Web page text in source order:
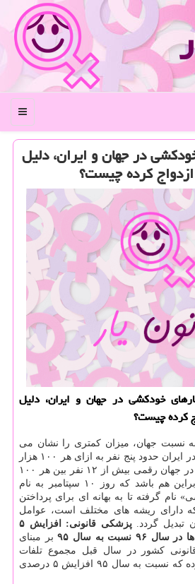
منو
در جهان و ایران، دلیل
كرده چیست؟
خودكشی در جهان و ایران، دلیل
كرده چیست؟
نسبت جهان، میزان كمتری را نشان می
دهد؛ به طوریكه این رقم در ایران حدود پنج نفر به ازای هر ۱۰۰ هزار
نفر بوده است، حال آنكه در جهان رقمی بیش از ۱۲ نفر بین هر ۱۰۰
هزار نفر است. شاید بنابراین هم باشد كه روز ۱۰ سپتامبر به نام
نام گرفته تا به بهانه ای برای پرداختن
دارای ریشه های مختلف است، عوامل
تبدیل گردد.
پزشكی قانونی: افزایش ۵
به سال ۹۵
بر مبنای
كشور در سال قبل مجموع تلفات
خودكشی ها ۴۶۲۷ نفر بوده كه نسبت به سال ۹۵ افزایش ۵ درصدی